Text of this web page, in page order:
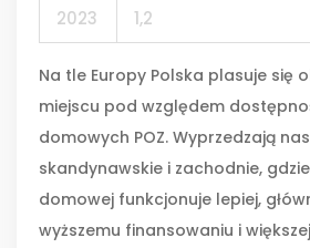
2023 1,2
Na tle Europy Polska plasuje się
miejscu pod względem
domowych POZ. Wyprzedzają
skandynawskie i zachodnie,
domowej funkcjonuje lepiej,
wyższemu finansowaniu i